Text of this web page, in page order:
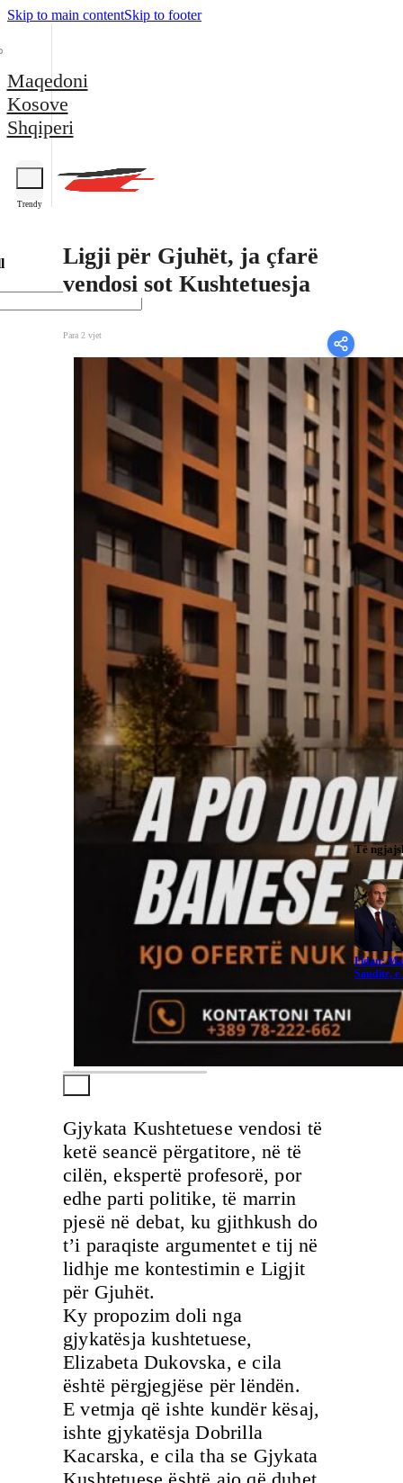
Skip to main contentSkip to footer
Maqedoni
Kosove
Shqiperi
Trendy
Ligji për Gjuhët, ja çfarë
vendosi sot Kushtetuesja
Para 2 vjet
Gjykata Kushtetuese vendosi të
ketë seancë përgatitore, në të
cilën, ekspertë profesorë, por
edhe parti politike, të marrin
pjesë në debat, ku gjithkush do
t’i paraqiste argumentet e tij në
lidhje me kontestimin e Ligjit
për Gjuhët.
Ky propozim doli nga
gjykatësja kushtetuese,
Elizabeta Dukovska, e cila
është përgjegjëse për lëndën.
E vetmja që ishte kundër kësaj,
ishte gjykatësja Dobrilla
Kacarska, e cila tha se Gjykata
Të
Fidan:
Saudite,